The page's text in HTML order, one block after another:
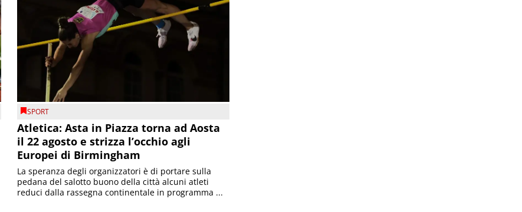
SPORT
Atletica: Asta in Piazza torna ad Aosta
il 22 agosto e strizza l’occhio agli
Europei di Birmingham
La speranza degli organizzatori è di portare sulla
pedana del salotto buono della città alcuni atleti
reduci dalla rassegna continentale in programma ...